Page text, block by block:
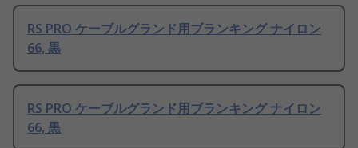
RS PRO ケーブルグランド用ブランキング ナイロン
66, 黒
RS PRO ケーブルグランド用ブランキング ナイロン
66, 黒